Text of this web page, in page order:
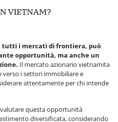
VIETNAM?
tutti i mercati di frontiera, può
opportunità, ma anche un
Il mercato azionario vietnamita
verso i settori immobiliare e
attentamente per chi intende
questa opportunità
diversificata, considerando